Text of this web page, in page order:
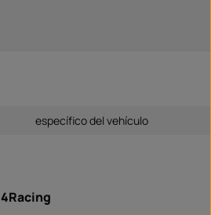
específico del vehículo
4Racing